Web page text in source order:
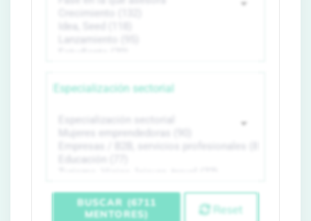
Especialización sectorial
BUSCAR (6711
MENTORES)
Reset